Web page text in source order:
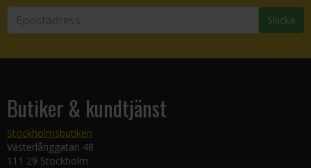
Skicka
Butiker & kundtjänst
Stockholmsbutiken
Västerlånggatan 48
111 29 Stockholm